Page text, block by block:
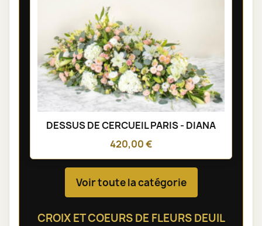
DESSUS DE CERCUEIL PARIS - DIANA
420,00 €
Voir toute la catégorie
CROIX ET COEURS DE FLEURS DEUIL